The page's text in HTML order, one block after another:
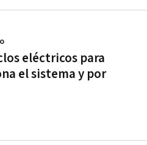
eléctricos para
el sistema y por